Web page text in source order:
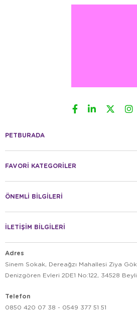
PETBURADA
FAVORİ KATEGORİLER
ÖNEMLİ BİLGİLERİ
İLETİŞİM BİLGİLERİ
Adres
Sinem Sokak, Dereağzı Mahallesi Ziya
Denizgören Evleri 2DE1 No:122, 34528
Telefon
0850 420 07 38 - 0549 377 51 51